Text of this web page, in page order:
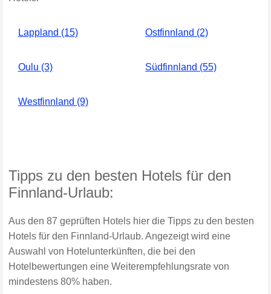
Lappland (15) Ostfinnland (2)
Oulu (3) Südfinnland (55)
Westfinnland (9)
Tipps zu den besten Hotels für den
Finnland-Urlaub:
Aus den 87 geprüften Hotels hier die Tipps zu den besten
Hotels für den Finnland-Urlaub. Angezeigt wird eine
Auswahl von Hotelunterkünften, die bei den
Hotelbewertungen eine Weiterempfehlungsrate von
mindestens 80% haben.